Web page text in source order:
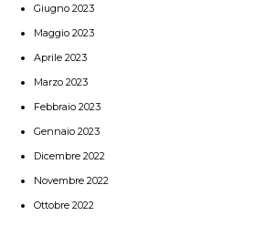
Giugno 2023
Maggio 2023
Aprile 2023
Marzo 2023
Febbraio 2023
Gennaio 2023
Dicembre 2022
Novembre 2022
Ottobre 2022